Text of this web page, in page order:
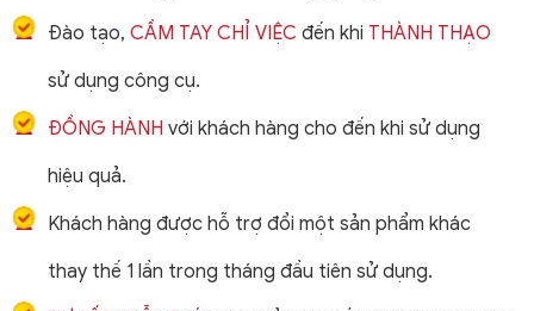
Đào tạo, CẦM TAY CHỈ VIỆC đến khi THÀNH THẠO
sử dụng công cụ.
ĐỒNG HÀNH với khách hàng cho đến khi sử dụng
hiệu quả.
Khách hàng được hỗ trợ đổi một sản phẩm khác
thay thế 1 lần trong tháng đầu tiên sử dụng.